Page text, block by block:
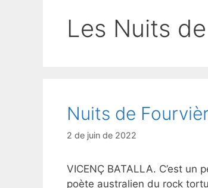
Les Nuits
Nuits de
2 de juin de 2022
VICENÇ BATALLA. C’est
poète australien du rock